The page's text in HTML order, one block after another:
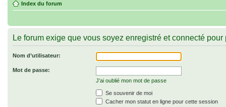
Index du forum
Le forum exige que vous soyez enregistré et connecté
Nom d’utilisateur:
Mot de passe:
J’ai oublié mon mot de passe
Se souvenir de moi
Cacher mon statut en ligne pour cette session